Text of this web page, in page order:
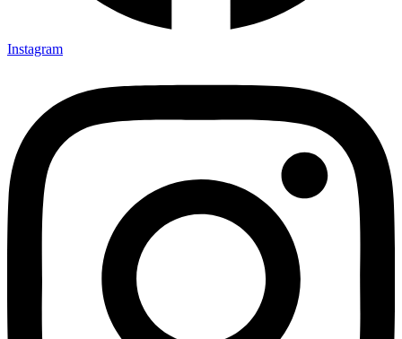
Instagram